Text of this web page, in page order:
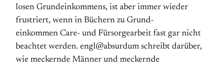
losen Grund­einkommens, ist aber immer wieder
frustriert, wenn in Büchern zu Grund­
einkommen Care- und Fürsorgearbeit fast gar nicht
beachtet werden. engl@absurdum schreibt darüber,
wie meckernde Männer und meckernde